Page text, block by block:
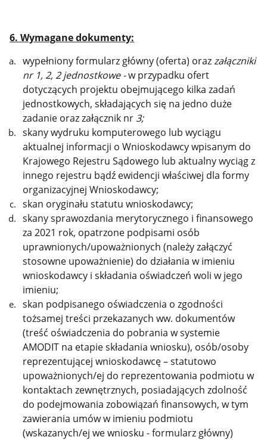
6. Wymagane dokumenty:
wypełniony formularz główny (oferta) orazzałączniki
nr 1, 2, 2 jednostkowe -w przypadku ofert
dotyczących projektu obejmującego kilka zadań
jednostkowych, składających się na jedno duże
zadanie oraz załącznik nr 3;
skany wydruku komputerowego lub wyciągu
aktualnej informacji o Wnioskodawcy wpisanym do
Krajowego Rejestru Sądowego lub aktualny wyciąg z
innego rejestru bądź ewidencji właściwej dla formy
organizacyjnej Wnioskodawcy;
skan oryginału statutu wnioskodawcy;
skany sprawozdania merytorycznego i finansowego
za 2021 rok, opatrzone podpisami osób
uprawnionych/upoważnionych (należy załączyć
stosowne upoważnienie) do działania w imieniu
wnioskodawcy i składania oświadczeń woli w jego
imieniu;
skan podpisanego oświadczenia o zgodności
tożsamej treści przekazanych ww. dokumentów
(treść oświadczenia do pobrania w systemie
AMODIT na etapie składania wniosku), osób/osoby
reprezentującej wnioskodawcę – statutowo
upoważnionych/ej do reprezentowania podmiotu w
kontaktach zewnętrznych, posiadających zdolność
do podejmowania zobowiązań finansowych, w tym
zawierania umów w imieniu podmiotu
(wskazanych/ej we wniosku - formularz główny)